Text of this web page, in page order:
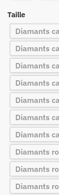
Taille
Diamants
Diamants
Diamants
Diamants
Diamants
Diamants
Diamants
Diamants
Diamants
Diamants